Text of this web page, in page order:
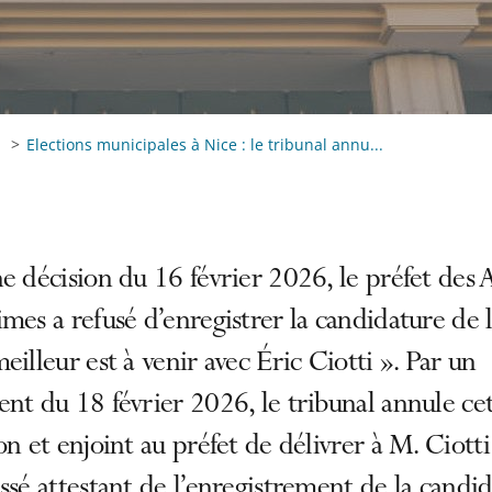
Elections municipales à Nice : le tribunal annu...
décision du 16 février 2026, le préfet des
a refusé d’enregistrer la candidature de
est à venir avec Éric Ciotti ». Par un
du 18 février 2026, le tribunal annule
et enjoint au préfet de délivrer à M.